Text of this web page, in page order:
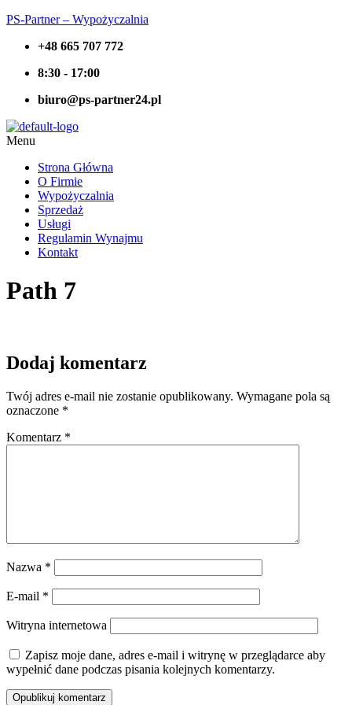
PS-Partner – Wypożyczalnia
+48 665 707 772
8:30 - 17:00
biuro@ps-partner24.pl
Menu
Strona Główna
O Firmie
Wypożyczalnia
Sprzedaż
Usługi
Regulamin Wynajmu
Kontakt
Path 7
Dodaj komentarz
Twój adres e-mail nie zostanie opublikowany. Wymagane pola są
oznaczone *
Komentarz *
Nazwa *
E-mail *
Witryna internetowa
Zapisz moje dane, adres e-mail i witrynę w przeglądarce aby
wypełnić dane podczas pisania kolejnych komentarzy.